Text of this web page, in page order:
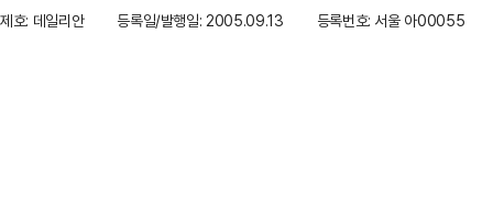
제호: 데일리안
등록일/발행일: 2005.09.13 등록번호: 서울 아00055